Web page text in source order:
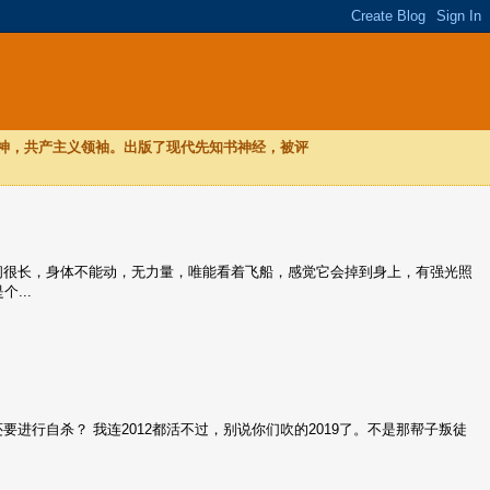
，共产主义领袖。出版了现代先知书神经，被评
长，身体不能动，无力量，唯能看着飞船，感觉它会掉到身上，有强光照
...
进行自杀？ 我连2012都活不过，别说你们吹的2019了。不是那帮子叛徒